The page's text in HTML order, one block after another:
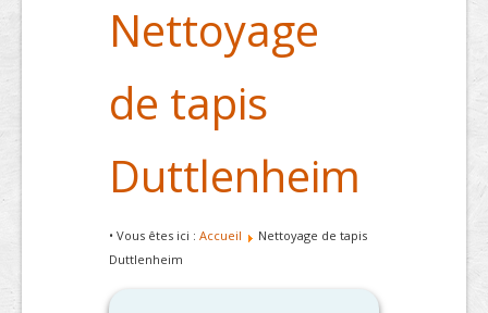
Nettoyage
de tapis
Duttlenheim
• Vous êtes ici : Accueil
Nettoyage de tapis
Duttlenheim